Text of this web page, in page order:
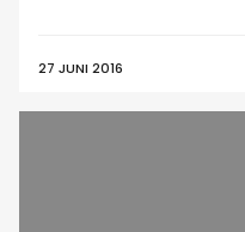
27 JUNI 2016